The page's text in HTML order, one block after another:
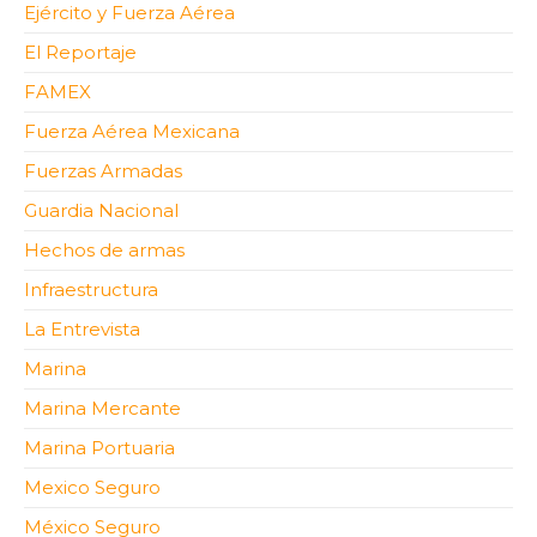
Ejército y Fuerza Aérea
El Reportaje
FAMEX
Fuerza Aérea Mexicana
Fuerzas Armadas
Guardia Nacional
Hechos de armas
Infraestructura
La Entrevista
Marina
Marina Mercante
Marina Portuaria
Mexico Seguro
México Seguro